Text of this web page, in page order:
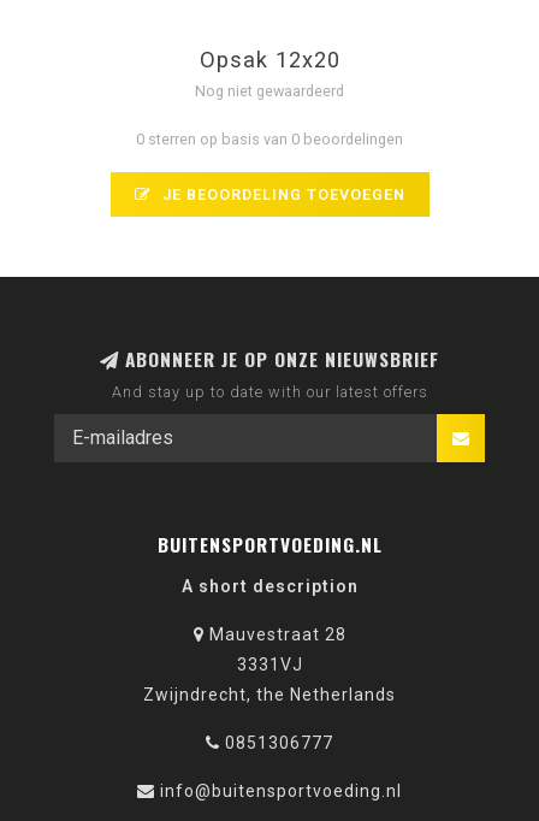
Opsak 12x20
Nog niet gewaardeerd
0 sterren op basis van 0 beoordelingen
JE BEOORDELING TOEVOEGEN
ABONNEER JE OP ONZE NIEUWSBRIEF
And stay up to date with our latest offers
BUITENSPORTVOEDING.NL
A short description
Mauvestraat 28
3331VJ
Zwijndrecht, the Netherlands
0851306777
info@buitensportvoeding.nl